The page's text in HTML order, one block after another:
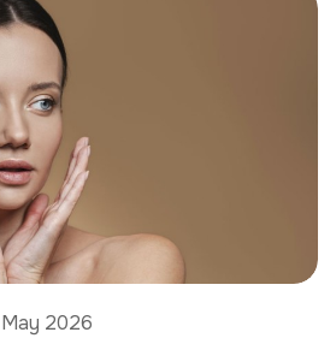
May 2026